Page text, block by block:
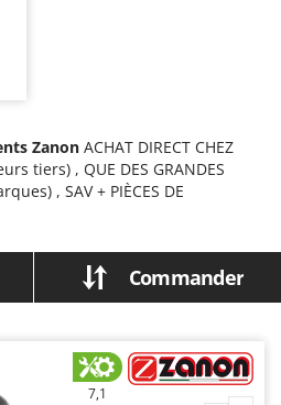
bois - Scies à bûches
et végétaux
Zanon ACHAT DIRECT CHEZ
tiers) , QUE DES GRANDES
, SAV + PIÈCES DE
Commander
7,1